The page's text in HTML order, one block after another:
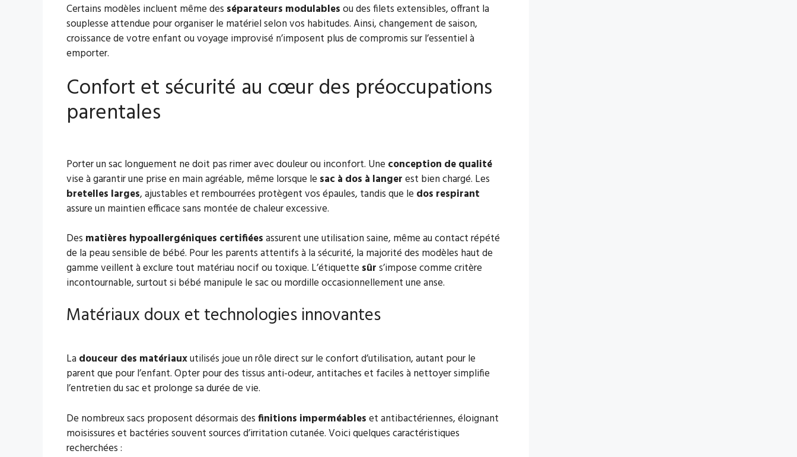
Certains modèles incluent même des séparateurs modulablesou des filets extensibles, offrant la
souplesse attendue pour organiser le matériel selon vos habitudes. Ainsi, changement de saison,
croissance de votre enfant ou voyage improvisé n’imposent plus de compromis sur l’essentiel à
emporter.
Confort et sécurité au cœur des préoccupations
parentales
Porter un sac longuement ne doit pas rimer avec douleur ou inconfort. Une conception de qualité
vise à garantir une prise en main agréable, même lorsque le sac à dos à langerest bien chargé. Les
bretelles larges, ajustables et rembourrées protègent vos épaules, tandis que le dos respirant
assure un maintien efficace sans montée de chaleur excessive.
Des matières hypoallergéniques certifiéesassurent une utilisation saine, même au contact répété
de la peau sensible de bébé. Pour les parents attentifs à la sécurité, la majorité des modèles haut de
gamme veillent à exclure tout matériau nocif ou toxique. L’étiquette sûrs’impose comme critère
incontournable, surtout si bébé manipule le sac ou mordille occasionnellement une anse.
Matériaux doux et technologies innovantes
La douceur des matériauxutilisés joue un rôle direct sur le confort d’utilisation, autant pour le
parent que pour l’enfant. Opter pour des tissus anti-odeur, antitaches et faciles à nettoyer simplifie
l’entretien du sac et prolonge sa durée de vie.
De nombreux sacs proposent désormais desfinitions imperméableset antibactériennes, éloignant
moisissures et bactéries souvent sources d’irritation cutanée. Voici quelques caractéristiques
recherchées :